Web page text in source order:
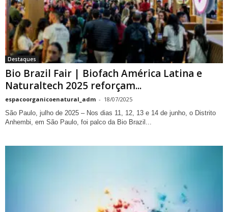
Destaques
Bio Brazil Fair | Biofach América Latina e
Naturaltech 2025 reforçam...
espacoorganicoenatural_adm - 18/07/2025
São Paulo, julho de 2025 – Nos dias 11, 12, 13 e 14 de junho, o Distrito
Anhembi, em São Paulo, foi palco da Bio Brazil...